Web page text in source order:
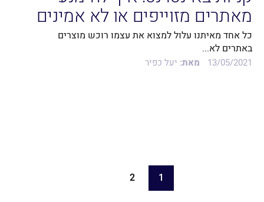
מאתרים מזוייפים או לא אמינים
כל אחד מאיתנו עלול למצוא את עצמו רוכש מוצרים
באתרים לא...
13/05/2021 מאת: יעל כפיר
1
2